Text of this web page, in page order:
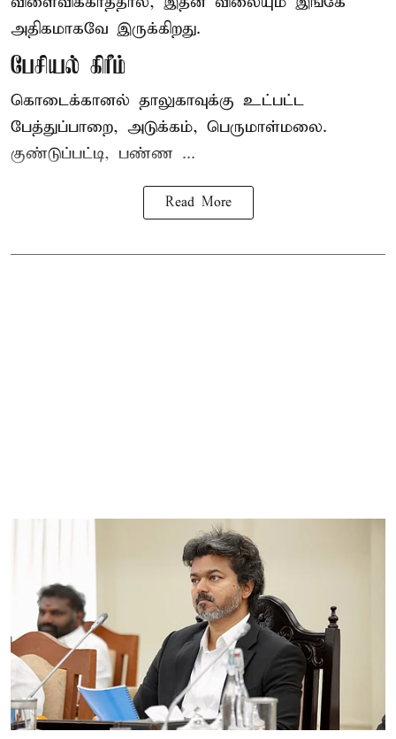
அதிகமாகவே இருக்கிறது.
பேசியல் கிரீம்
கொடைக்கானல் தாலுகாவுக்கு உட்பட்ட
பேத்துப்பாறை, அடுக்கம், பெருமாள்மலை.
குண்டுப்பட்டி, பண்ண ...
Read More